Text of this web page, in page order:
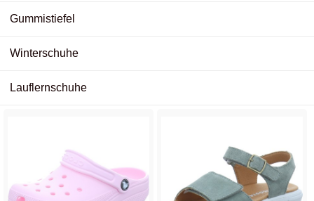
Gummistiefel
Winterschuhe
Lauflernschuhe